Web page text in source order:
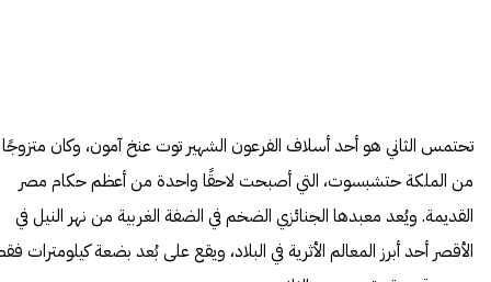
تحتمس الثاني هو أحد أسلاف الفرعون الشهير توت عنخ آمون، وكان متزوجًا
من الملكة حتشبسوت، التي أصبحت لاحقًا واحدة من أعظم حكام مصر
القديمة. ويُعد معبدها الجنائزي الضخم في الضفة الغربية من نهر النيل في
الأقصر أحد أبرز المعالم الأثرية في البلاد، ويقع على بُعد بضعة كيلومترات